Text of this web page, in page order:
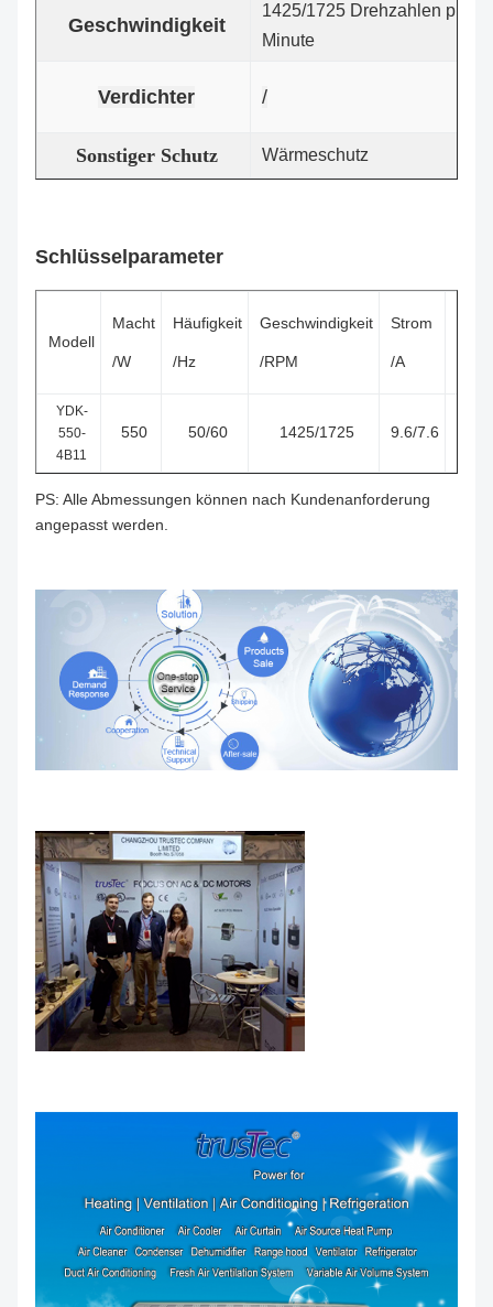
Geschwindigkeit
1425/1725 Drehzahlen pro
Minute
Verdichter /
Sonstiger Schutz Wärmeschutz
Schlüsselparameter
Modell
Macht
/W
Häufigkeit
/Hz
Geschwindigkeit
/RPM
Strom
/A
YDK-
550-
4B11
550 50/60 1425/1725 9.6/7.6
PS: Alle Abmessungen können nach Kundenanforderung
angepasst werden.